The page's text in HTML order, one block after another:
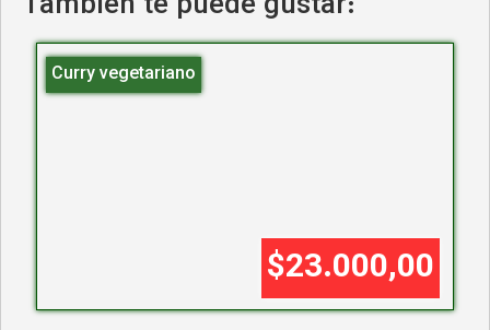
Curry vegetariano
$23.000,00